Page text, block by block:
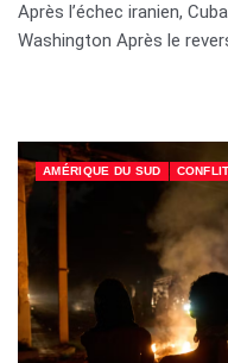
Après l’échec iranien,
Washington Après le
AMÉRIQUE DU SUD